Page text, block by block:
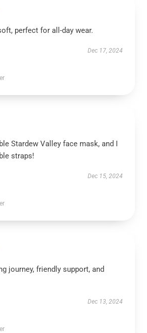
perfect for all-day wear.
Dec 17, 2024
Stardew Valley face mask, and I
straps!
Dec 15, 2024
journey, friendly support, and
Dec 13, 2024